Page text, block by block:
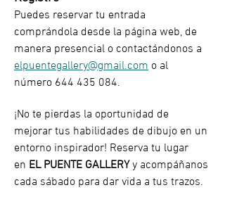
Puedes reservar tu entrada
comprándola desde la página web, de
manera presencial o contactándonos a
elpuentegallery@gmail.com o al
número 644 435 084.
¡No te pierdas la oportunidad de
mejorar tus habilidades de dibujo en un
entorno inspirador! Reserva tu lugar
en EL PUENTE GALLERY y acompáñanos
cada sábado para dar vida a tus trazos.